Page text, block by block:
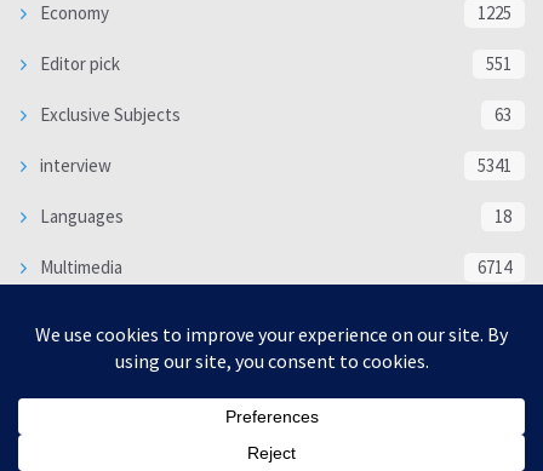
Economy 1225
Editor pick 551
Exclusive Subjects 63
interview 5341
Languages 18
Multimedia 6714